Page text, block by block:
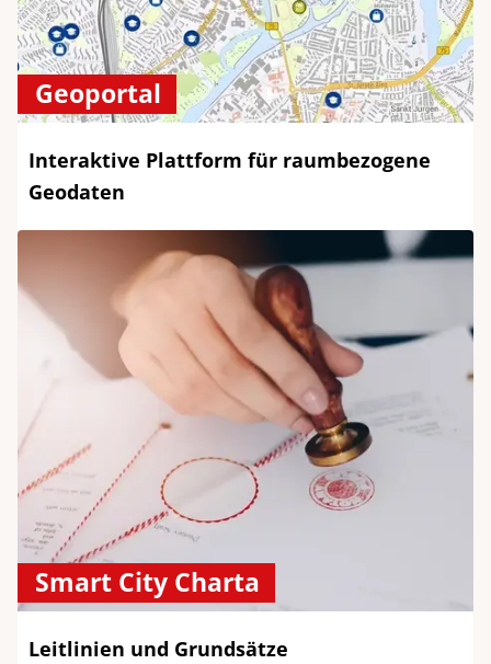
Geoportal
Interaktive Plattform für raumbezogene
Geodaten
Smart City Charta
Leitlinien und Grundsätze